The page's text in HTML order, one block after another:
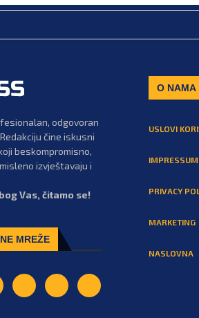
odgovoran
čine iskusni
beskompromisno,
izvještavaju i
Vas, čitamo se!
MREŽE
O NAMA
USLOVI
IMPRESSUM
PRIVACY
MARKETING
NASLOVNA